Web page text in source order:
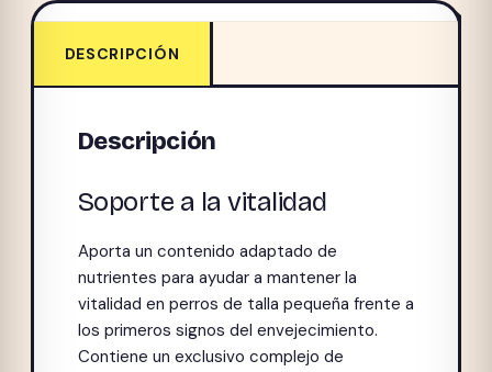
DESCRIPCIÓN
Descripción
Soporte a la vitalidad
Aporta un contenido adaptado de
nutrientes para ayudar a mantener la
vitalidad en perros de talla pequeña frente a
los primeros signos del envejecimiento.
Contiene un exclusivo complejo de